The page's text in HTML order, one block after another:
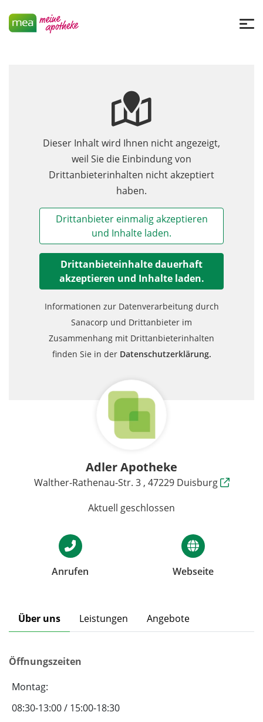
Dieser Inhalt wird Ihnen nicht angezeigt,
weil Sie die Einbindung von
Drittanbieterinhalten nicht akzeptiert
haben.
Drittanbieter einmalig akzeptieren
und Inhalte laden.
Drittanbieteinhalte dauerhaft
akzeptieren und Inhalte laden.
Informationen zur Datenverarbeitung durch
Sanacorp und Drittanbieter im
Zusammenhang mit Drittanbieterinhalten
finden Sie in der Datenschutzerklärung.
Adler Apotheke
Walther-Rathenau-Str. 3 , 47229 Duisburg
Aktuell geschlossen
Anrufen Webseite
Über uns Leistungen Angebote
Öffnungszeiten
Montag:
08:30-13:00 / 15:00-18:30